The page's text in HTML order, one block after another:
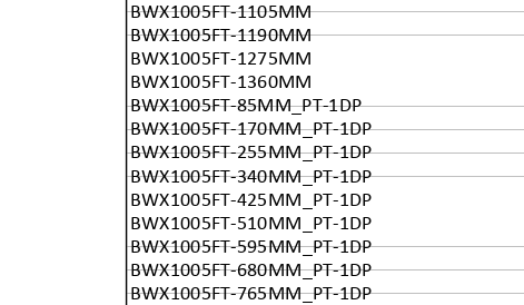
BWX1005FT-1105MM
BWX1005FT-1190MM
BWX1005FT-1275MM
BWX1005FT-1360MM
BWX1005FT-85MM_PT-1DP
BWX1005FT-170MM_PT-1DP
BWX1005FT-255MM_PT-1DP
BWX1005FT-340MM_PT-1DP
BWX1005FT-425MM_PT-1DP
BWX1005FT-510MM_PT-1DP
BWX1005FT-595MM_PT-1DP
BWX1005FT-680MM_PT-1DP
BWX1005FT-765MM_PT-1DP